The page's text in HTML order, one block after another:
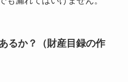
るか？（財産目録の作